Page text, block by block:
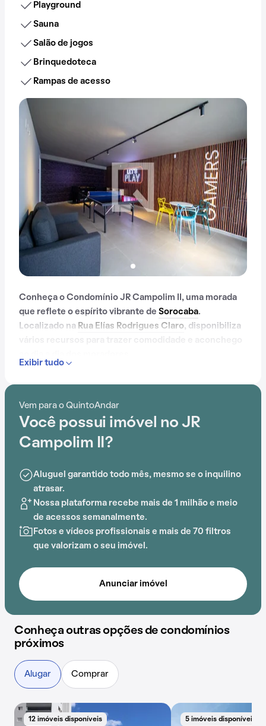
Playground
Sauna
Salão de jogos
Brinquedoteca
Rampas de acesso
Conheça o Condomínio JR Campolim II, uma morada
que reflete o espírito vibrante de Sorocaba.
Localizado na Rua Elías Rodrigues Claro, disponibiliza
Contando com portaria 24 horas, elevador, academia,
jogos e brinquedoteca, o Condomínio JR Campolim II é
preparado para atender às necessidades dos
moradores que buscam lazer e conforto em um só
A proximidade com ETec "Fernando Prestes" sorocaba
acrescenta praticidade e comodidade na rotina dos
que residem no local.
Exibir tudo
Vem para o QuintoAndar
Você possui imóvel no JR
Campolim II?
Aluguel garantido todo mês, mesmo se o inquilino
atrasar.
Nossa plataforma recebe mais de 1 milhão e meio
de acessos semanalmente.
Fotos e vídeos profissionais e mais de 70 filtros
que valorizam o seu imóvel.
Anunciar imóvel
Conheça outras opções de condomínios
próximos
Alugar Comprar
12 imóveis disponíveis 5 imóveis disponíveis